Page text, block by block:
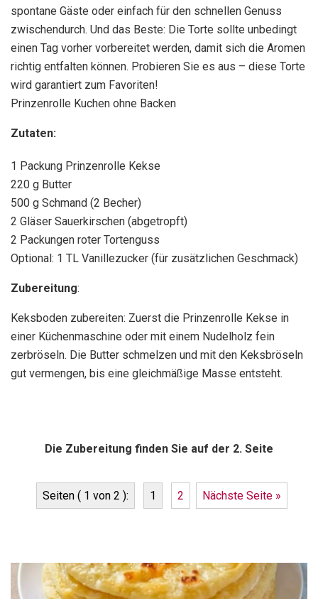
spontane Gäste oder einfach für den schnellen Genuss
zwischendurch. Und das Beste: Die Torte sollte unbedingt
einen Tag vorher vorbereitet werden, damit sich die Aromen
richtig entfalten können. Probieren Sie es aus – diese Torte
wird garantiert zum Favoriten!
Prinzenrolle Kuchen ohne Backen
Zutaten:
1 Packung Prinzenrolle Kekse
220 g Butter
500 g Schmand (2 Becher)
2 Gläser Sauerkirschen (abgetropft)
2 Packungen roter Tortenguss
Optional: 1 TL Vanillezucker (für zusätzlichen Geschmack)
Zubereitung:
Keksboden zubereiten: Zuerst die Prinzenrolle Kekse in
einer Küchenmaschine oder mit einem Nudelholz fein
zerbröseln. Die Butter schmelzen und mit den Keksbröseln
gut vermengen, bis eine gleichmäßige Masse entsteht.
Die Zubereitung finden Sie auf der 2. Seite
Seiten ( 1 von 2 ): 1 2 Nächste Seite »